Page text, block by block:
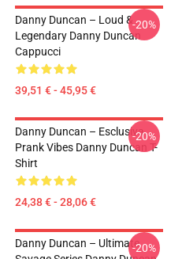
Danny Duncan – Loud &
Legendary Danny Duncan
Cappucci
39,51 € - 45,95 €
-20%
Danny Duncan – Esclusiva
Prank Vibes Danny Duncan T-
Shirt
24,38 € - 28,06 €
-20%
Danny Duncan – Ultimate-20%